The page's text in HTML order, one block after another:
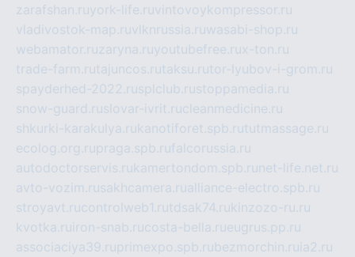
zarafshan.ruyork-life.ruvintovoykompressor.ru
vladivostok-map.ruvlknrussia.ruwasabi-shop.ru
webamator.ruzaryna.ruyoutubefree.rux-ton.ru
trade-farm.rutajuncos.rutaksu.rutor-lyubov-i-grom.ru
spayderhed-2022.rusplclub.rustoppamedia.ru
snow-guard.ruslovar-ivrit.rucleanmedicine.ru
shkurki-karakulya.rukanotiforet.spb.rututmassage.ru
ecolog.org.rupraga.spb.rufalcorussia.ru
autodoctorservis.rukamertondom.spb.ru net-life.net.ru
avto-vozim.rusakhcamera.rualliance-electro.spb.ru
stroyavt.rucontrolweb1.rutdsak74.rukinzozo-ru.ru
kvotka.ru iron-snab.rucosta-bella.rueugrus.pp.ru
associaciya39.ruprimexpo.spb.rubezmorchin.ru ia2.ru